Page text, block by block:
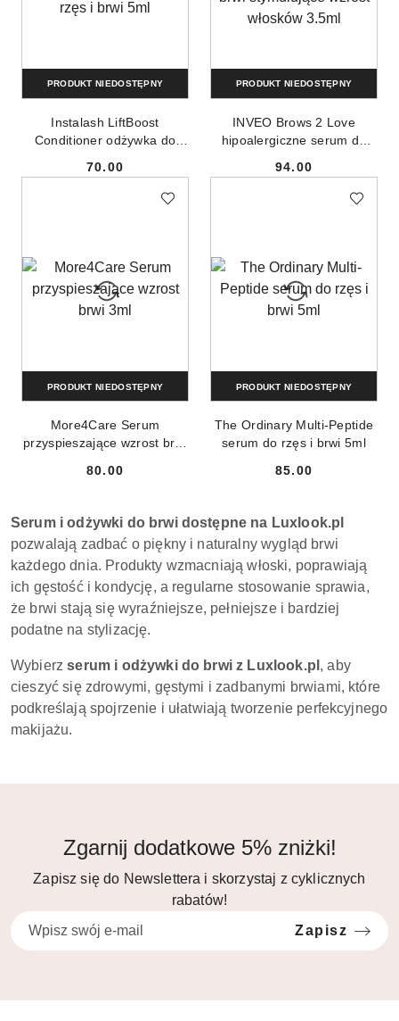
Instalash LiftBoost
Conditioner odżywka do
Cena:
70.00
PRODUKT NIEDOSTĘPNY
INVEO Brows 2 Love
hipoalergiczne serum do
włosków 3.5ml
Cena:
94.00
PRODUKT NIEDOSTĘPNY
More4Care Serum
przyspieszające wzrost brwi
Cena:
80.00
PRODUKT NIEDOSTĘPNY
The Ordinary Multi-Peptide
serum do rzęs i brwi 5ml
Cena:
85.00
PRODUKT NIEDOSTĘPNY
Serum i odżywki do brwi dostępne na Luxlook.pl
pozwalają zadbać o piękny i naturalny wygląd brwi
każdego dnia. Produkty wzmacniają włoski, poprawiają
ich gęstość i kondycję, a regularne stosowanie sprawia,
że brwi stają się wyraźniejsze, pełniejsze i bardziej
podatne na stylizację.
Wybierzserum i odżywki do brwi z Luxlook.pl , aby
cieszyć się zdrowymi, gęstymi i zadbanymi brwiami, które
podkreślają spojrzenie i ułatwiają tworzenie perfekcyjnego
makijażu.
Zgarnij dodatkowe 5% zniżki!
Zapisz się do Newslettera i skorzystaj z cyklicznych
rabatów!
Zapisz